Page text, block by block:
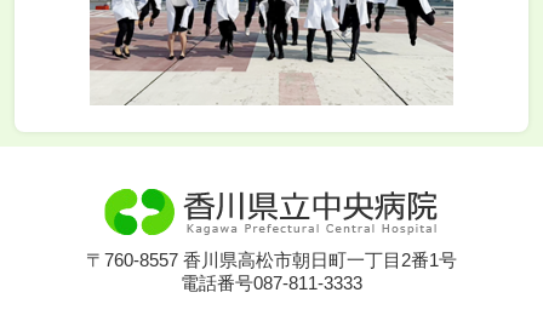
〒760-8557 香川県高松市朝日町一丁目2番1号
電話番号087-811-3333